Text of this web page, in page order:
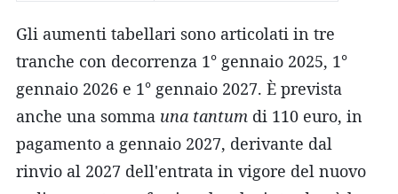
Gli aumenti tabellari sono articolati in tre
tranche con decorrenza 1° gennaio 2025, 1°
gennaio 2026 e 1° gennaio 2027. È prevista
anche una somma una tantum di 110 euro, in
pagamento a gennaio 2027, derivante dal
rinvio al 2027 dell'entrata in vigore del nuovo